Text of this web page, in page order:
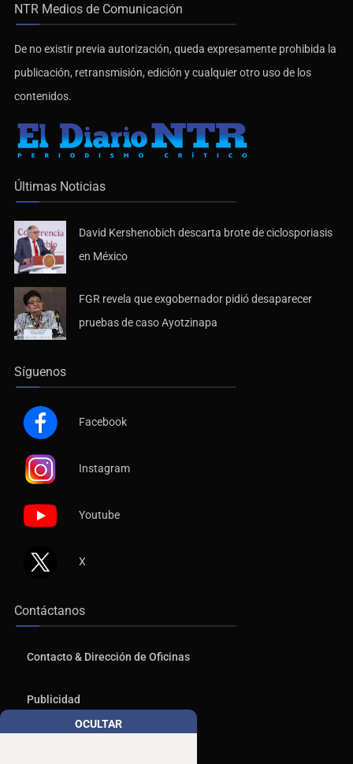
NTR Medios de Comunicación
De no existir previa autorización, queda expresamente prohibida la
publicación, retransmisión, edición y cualquier otro uso de los
contenidos.
Últimas Noticias
David Kershenobich descarta brote de ciclosporiasis
en México
FGR revela que exgobernador pidió desaparecer
pruebas de caso Ayotzinapa
Síguenos
Facebook
Instagram
Youtube
X
Contáctanos
Contacto & Dirección de Oficinas
Publicidad
OCULTAR